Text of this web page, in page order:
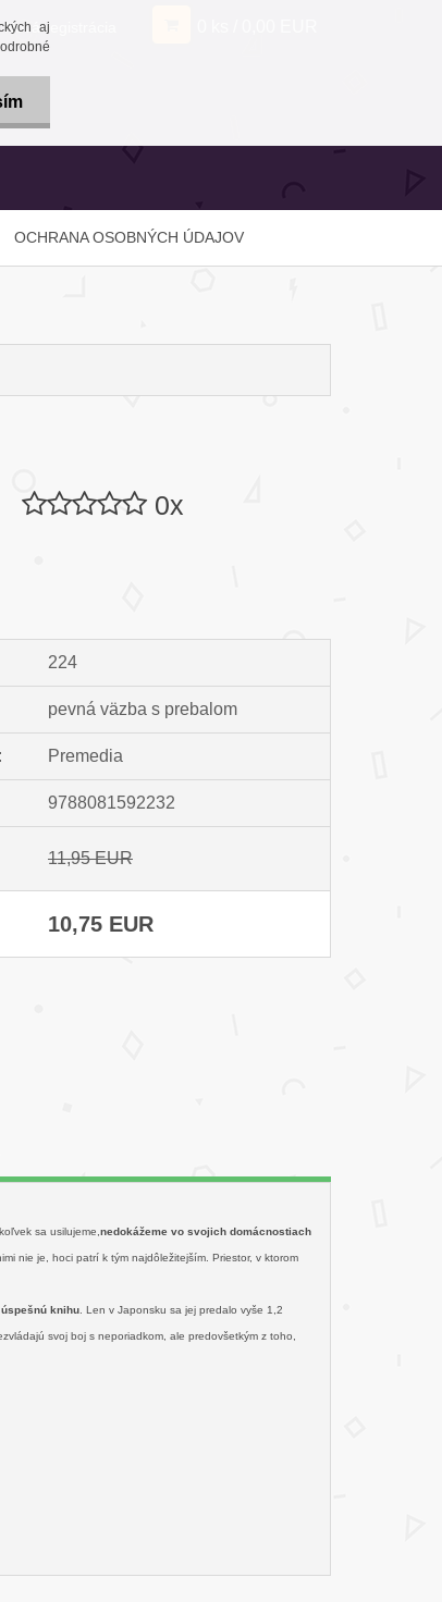
aj
Nová registrácia
OCHRANA OSOBNÝCH ÚDAJOV
0x
224
pevná väzba s prebalom
Premedia
9788081592232
11,95 EUR
10,75 EUR
sa usilujeme, nedokážeme vo svojich domácnostiach
nie je, hoci patrí k tým najdôležitejším. Priestor, v ktorom
úspešnú knihu . Len v Japonsku sa jej predalo vyše 1,2
svoj boj s neporiadkom, ale predovšetkým z toho,